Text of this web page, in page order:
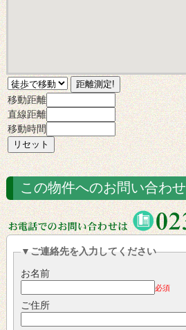
移動距離
直線距離
移動時間
この物件へのお問い合わせ
▼ご連絡先を入力してください
お名前
必須
ご住所